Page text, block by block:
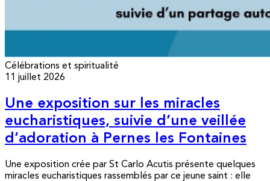
Célébrations et spiritualité
11 juillet 2026
Une exposition sur les miracles
eucharistiques, suivie d’une veillée
d’adoration à Pernes les Fontaines
Une exposition crée par St Carlo Acutis présente quelques
miracles eucharistiques rassemblés par ce jeune saint : elle